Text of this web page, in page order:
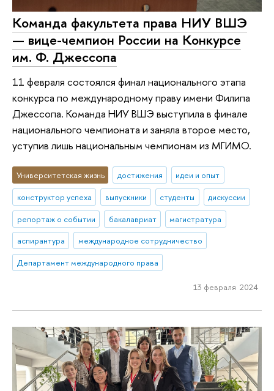
Команда факультета права НИУ ВШЭ
— вице-чемпион России на Конкурсе
им. Ф. Джессопа
11 февраля состоялся финал национального этапа
конкурса по международному праву имени Филипа
Джессопа. Команда НИУ ВШЭ выступила в финале
национального чемпионата и заняла второе место,
уступив лишь национальным чемпионам из МГИМО.
Университетская жизнь достижения
идеи и опыт
конструктор успеха
выпускники студенты
дискуссии
репортаж о событии
бакалавриат
магистратура
аспирантура
международное сотрудничество
Департамент международного права
13 февраля 2024